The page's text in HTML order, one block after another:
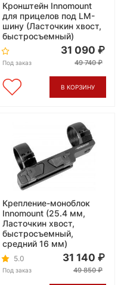
Кронштейн Innomount
для прицелов под LM-
шину (Ласточкин хвост,
быстросъемный)
Под заказ
31 090
49 740
В КОРЗИНУ
Крепление-моноблок
Innomount (25.4 мм,
Ласточкин хвост,
быстросъемный,
средний 16 мм)
5.0
Под заказ
31 140
49 850